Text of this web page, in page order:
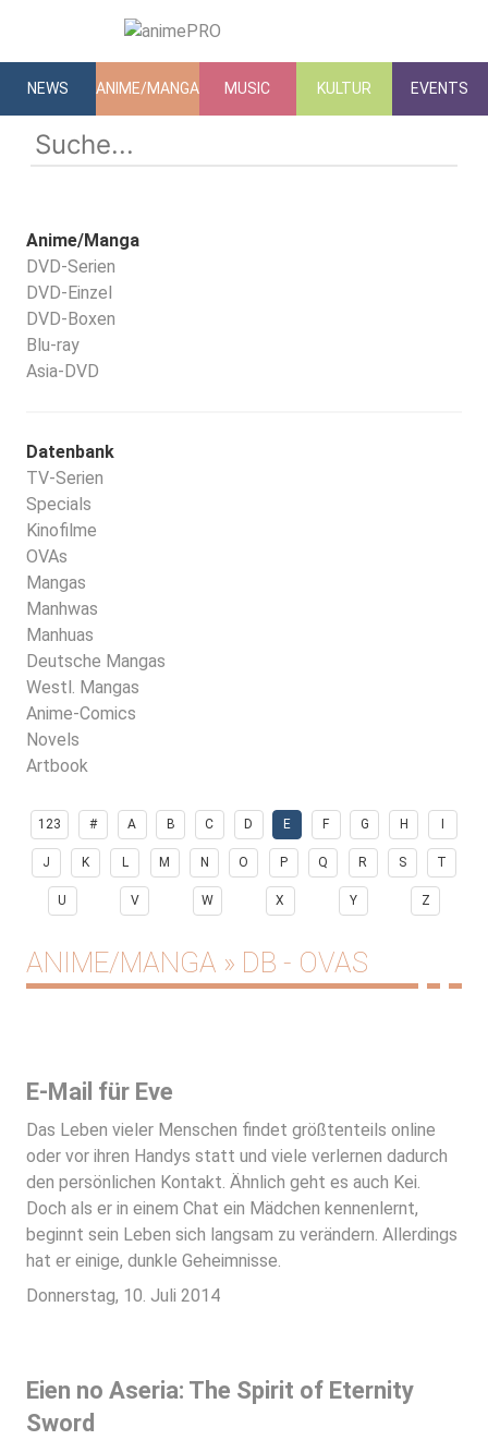
NEWS ANIME/MANGA MUSIC KULTUR EVENTS
Anime/Manga
DVD-Serien
DVD-Einzel
DVD-Boxen
Blu-ray
Asia-DVD
Datenbank
TV-Serien
Specials
Kinofilme
OVAs
Mangas
Manhwas
Manhuas
Deutsche Mangas
Westl. Mangas
Anime-Comics
Novels
Artbook
123 # A B C D E F G H
J K L M N O P Q R S T
U V W X Y Z
ANIME/MANGA » DB - OVAS
E-Mail für Eve
Das Leben vieler Menschen findet größtenteils online
oder vor ihren Handys statt und viele verlernen dadurch
den persönlichen Kontakt. Ähnlich geht es auch Kei.
Doch als er in einem Chat ein Mädchen kennenlernt,
beginnt sein Leben sich langsam zu verändern. Allerdings
hat er einige, dunkle Geheimnisse.
Donnerstag, 10. Juli 2014
Eien no Aseria: The Spirit of Eternity
Sword